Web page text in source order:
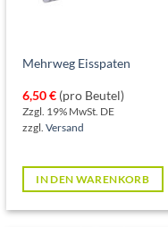
Mehrweg Eisspaten
6,50€(pro Beutel)
Zzgl. 19% MwSt. DE
zzgl. Versand
IN DEN WARENKORB